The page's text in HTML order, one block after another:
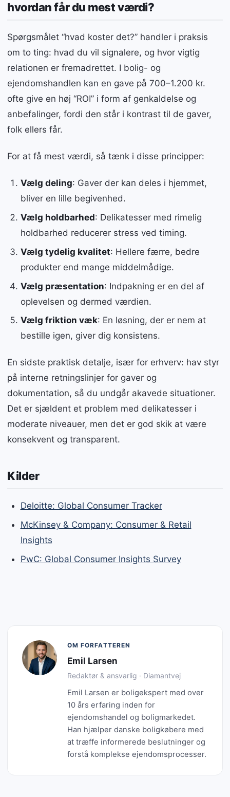
hvordan får du mest værdi?
Spørgsmålet “hvad koster det?” handler i praksis
om to ting: hvad du vil signalere, og hvor vigtig
relationen er fremadrettet. I bolig- og
ejendomshandlen kan en gave på 700–1.200 kr.
ofte give en høj “ROI” i form af genkaldelse og
anbefalinger, fordi den står i kontrast til de gaver,
folk ellers får.
For at få mest værdi, så tænk i disse principper:
Vælg deling: Gaver der kan deles i hjemmet,
bliver en lille begivenhed.
Vælg holdbarhed: Delikatesser med rimelig
holdbarhed reducerer stress ved timing.
Vælg tydelig kvalitet: Hellere færre, bedre
produkter end mange middelmådige.
Vælg præsentation: Indpakning er en del af
oplevelsen og dermed værdien.
Vælg friktion væk: En løsning, der er nem at
bestille igen, giver dig konsistens.
En sidste praktisk detalje, især for erhverv: hav styr
på interne retningslinjer for gaver og
dokumentation, så du undgår akavede situationer.
Det er sjældent et problem med delikatesser i
moderate niveauer, men det er god skik at være
konsekvent og transparent.
Kilder
Deloitte: Global Consumer Tracker
McKinsey & Company: Consumer & Retail
Insights
PwC: Global Consumer Insights Survey
OM FORFATTEREN
Emil Larsen
Redaktør & ansvarlig · Diamantvej
Emil Larsen er boligekspert med over
10 års erfaring inden for
ejendomshandel og boligmarkedet.
Han hjælper danske boligkøbere med
at træffe informerede beslutninger og
forstå komplekse ejendomsprocesser.